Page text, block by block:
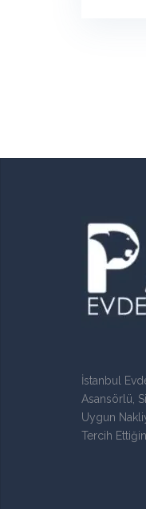
İstanbul
Asansörlü,
Uygun
Tercih